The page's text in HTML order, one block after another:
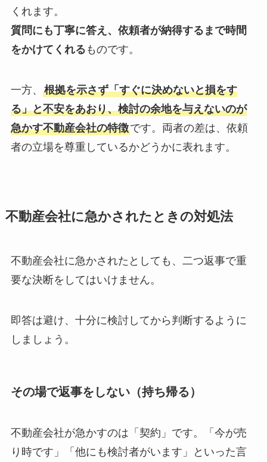
くれます。
質問にも丁寧に答え、依頼者が納得するまで時間
をかけてくれる ものです。
一方、 根拠を示さず「すぐに決めないと損をす
る」と不安をあおり、検討の余地を与えないのが
急かす不動産会社の特徴です。両者の差は、依頼
者の立場を尊重しているかどうかに表れます。
不動産会社に急かされたときの対処法
不動産会社に急かされたとしても、二つ返事で重
要な決断をしてはいけません。
即答は避け、十分に検討してから判断するように
しましょう。
その場で返事をしない（持ち帰る）
不動産会社が急かすのは「契約」です。「今が売
り時です」「他にも検討者がいます」といった言